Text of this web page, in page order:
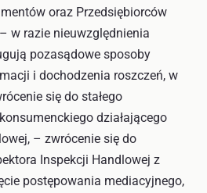
oraz Przedsiębiorców
w razie nieuwzględnienia
pozasądowe sposoby
i dochodzenia roszczeń, w
się do stałego
działającego
– zwrócenie się do
Inspekcji Handlowej z
postępowania mediacyjnego,